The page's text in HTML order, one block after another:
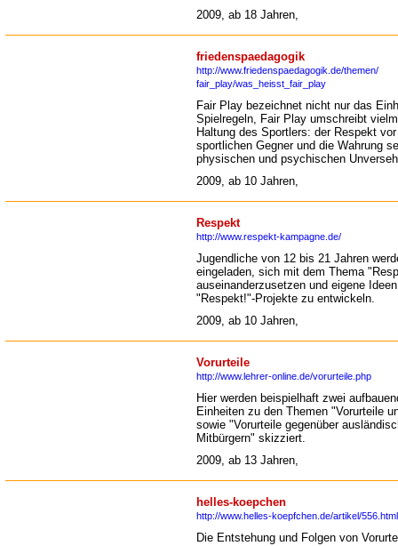
2009, ab 18 Jahren,
friedenspaedagogik
http://www.friedenspaedagogik.de/themen/
fair_play/was_heisst_fair_play
Fair Play bezeichnet nicht nur das
Spielregeln, Fair Play umschreibt
Haltung des Sportlers: der Respekt
sportlichen Gegner und die Wahrung
physischen und psychischen
2009, ab 10 Jahren,
Respekt
http://www.respekt-kampagne.de/
Jugendliche von 12 bis 21 Jahren
eingeladen, sich mit dem Thema
auseinanderzusetzen und eigene
"Respekt!"-Projekte zu entwickeln.
2009, ab 10 Jahren,
Vorurteile
http://www.lehrer-online.de/vorurteile.php
Hier werden beispielhaft zwei
Einheiten zu den Themen "Vorurteile
sowie "Vorurteile gegenüber
Mitbürgern" skizziert.
2009, ab 13 Jahren,
helles-koepchen
http://www.helles-koepfchen.de/artikel/556.html
Die Entstehung und Folgen von